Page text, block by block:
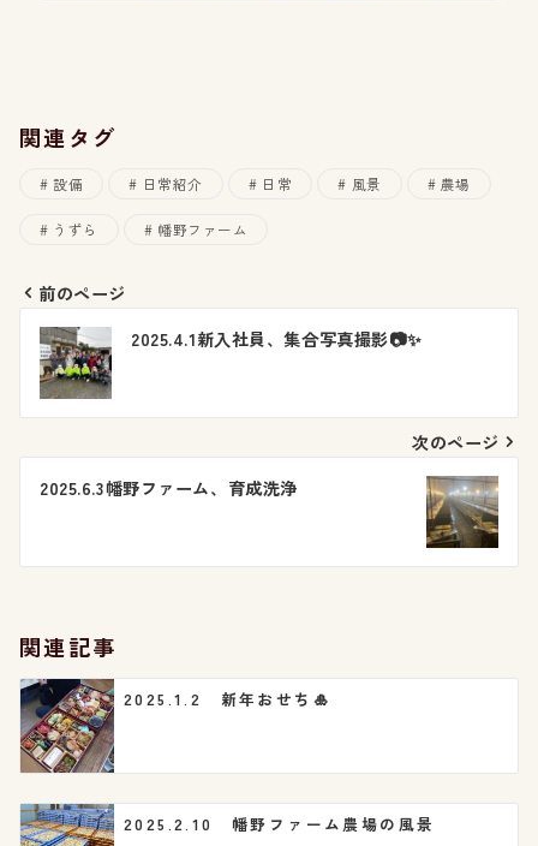
関連タグ
設備 日常紹介 日常 風景 農場
うずら 幡野ファーム
投
稿
ビ
シ
ョ
ン
前のページ
2025.4.1新入社員、集合写真撮影📷✨
次のページ
2025.6.3幡野ファーム、育成洗浄
関連記事
2025.1.2 新年おせち🎍
2025.2.10 幡野ファーム農場の風景